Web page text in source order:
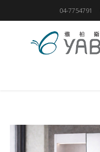
04-7754791